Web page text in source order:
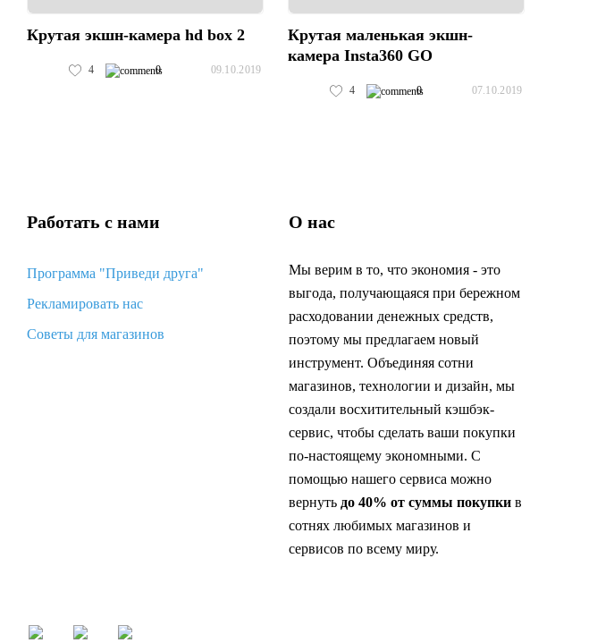
Крутая экшн-камера hd box 2
4 0 09.10.2019
Крутая маленькая экшн-
камера Insta360 GO
4 0 07.10.2019
Работать с нами
Программа "Приведи друга"
Рекламировать нас
Советы для магазинов
О нас
Мы верим в то, что экономия - это
выгода, получающаяся при бережном
расходовании денежных средств,
поэтому мы предлагаем новый
инструмент. Объединяя сотни
магазинов, технологии и дизайн, мы
создали восхитительный кэшбэк-
сервис, чтобы сделать ваши покупки
по-настоящему экономными. С
помощью нашего сервиса можно
вернуть до 40% от суммы покупкив
сотнях любимых магазинов и
сервисов по всему миру.